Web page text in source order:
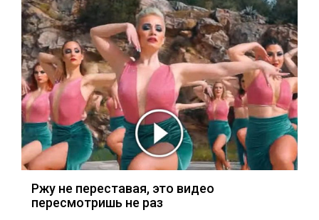
Ржу не переставая, это видео
пересмотришь не раз